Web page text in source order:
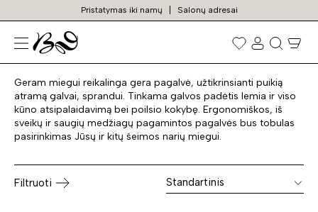
Pristatymas iki namų Salonų adresai
Prekių
paieška
Pagalvės
Geram miegui reikalinga gera pagalvė, užtikrinsianti puikią
atramą galvai, sprandui. Tinkama galvos padėtis lemia ir viso
kūno atsipalaidavimą bei poilsio kokybę. Ergonomiškos, iš
sveikų ir saugių medžiagų pagamintos pagalvės bus tobulas
pasirinkimas Jūsų ir kitų šeimos narių miegui.
Filtruoti Standartinis